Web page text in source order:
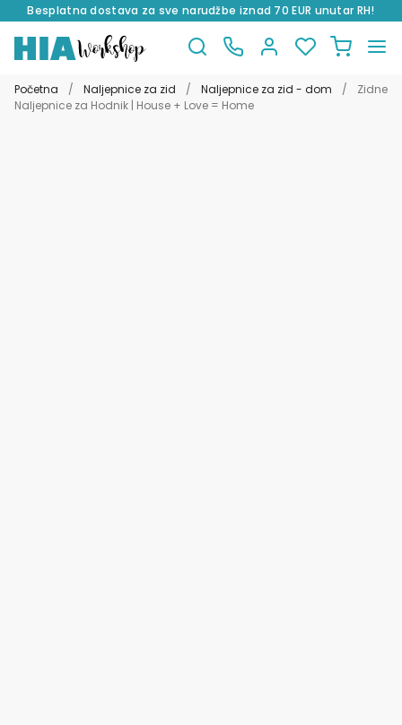
Besplatna dostava za sve narudžbe iznad 70 EUR unutar RH!
na
navigaciju
do
sadržaja
Početna / Naljepnice za zid / Naljepnice za zid - dom /
Zidne
Naljepnice za Hodnik | House + Love = Home